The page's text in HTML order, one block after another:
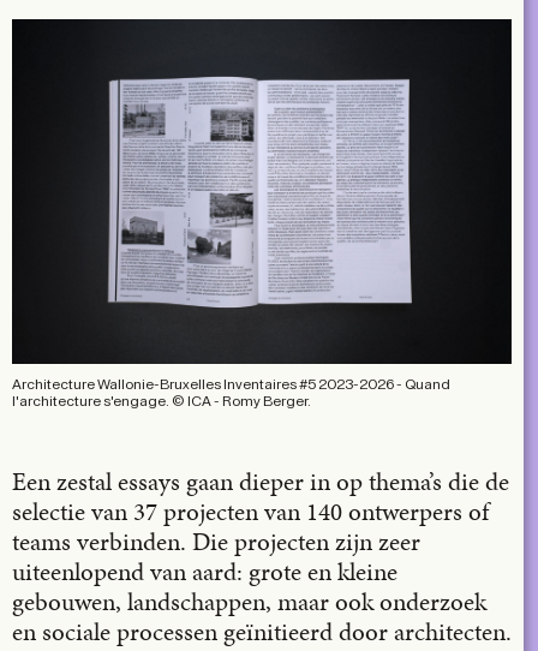
Architecture Wallonie-Bruxelles Inventaires #5 2023-2026 - Quand
l'architecture s'engage. © ICA - Romy Berger.
Een zestal essays gaan dieper in op thema’s die de
selectie van 37 projecten van 140 ontwerpers of
teams verbinden. Die projecten zijn zeer
uiteenlopend van aard: grote en kleine
gebouwen, landschappen, maar ook onderzoek
en sociale processen geïnitieerd door architecten.